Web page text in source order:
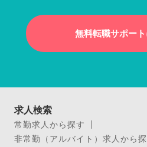
無料転職サポー
求人検索
常勤求人から探す
非常勤（アルバイト）求人から